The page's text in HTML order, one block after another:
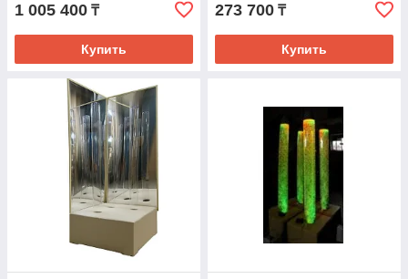
1 005 400 ₸
Купить
273 700 ₸
Купить